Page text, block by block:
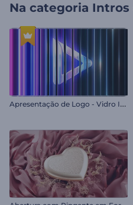
Na categoria Intros
A
presentação de Logo - Vidro Iridescente